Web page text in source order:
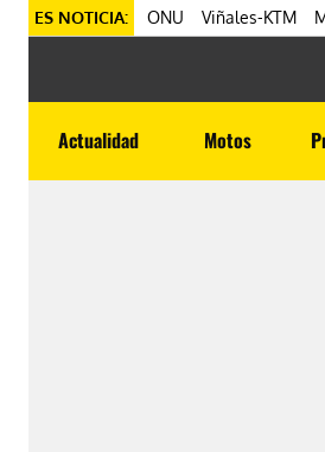
ES NOTICIA: ONU Viñales-KTM
Actualidad Motos